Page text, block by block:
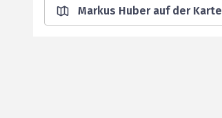
Markus Huber auf der Karte